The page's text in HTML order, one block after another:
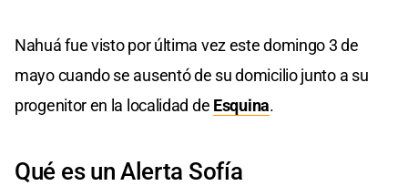
Nahuá fue visto por última vez este domingo 3 de
mayo cuando se ausentó de su domicilio junto a su
progenitor en la localidad de Esquina.
Qué es un Alerta Sofía